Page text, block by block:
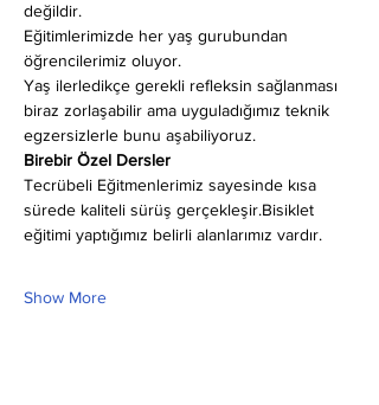
değildir.
Eğitimlerimizde her yaş gurubundan
öğrencilerimiz oluyor.
Yaş ilerledikçe gerekli refleksin sağlanması
biraz zorlaşabilir ama uyguladığımız teknik
egzersizlerle bunu aşabiliyoruz.
Birebir Özel Dersler
Tecrübeli Eğitmenlerimiz sayesinde kısa
sürede kaliteli sürüş gerçekleşir.Bisiklet
eğitimi yaptığımız belirli alanlarımız vardır.
Show More